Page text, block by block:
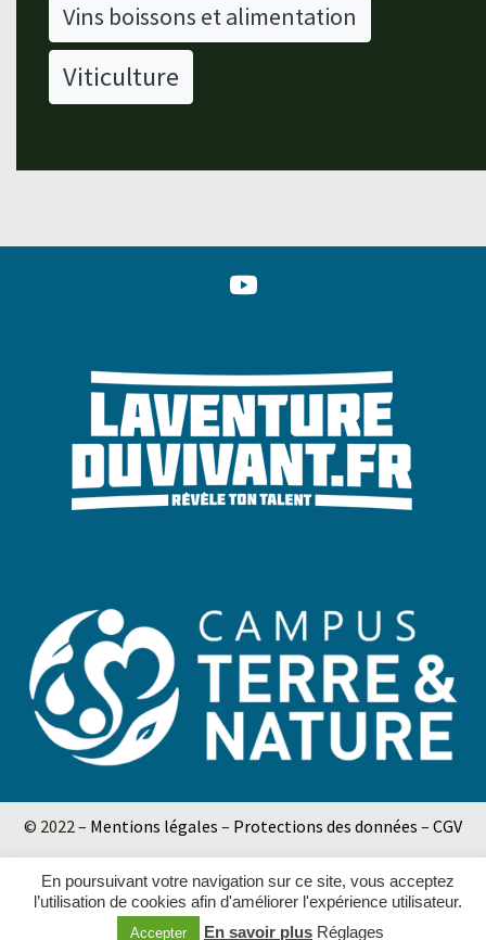
Vins boissons et alimentation
Viticulture
© 2022 – Mentions légales – Protections des données – CGV
En poursuivant votre navigation sur ce site, vous acceptez
l’utilisation de cookies afin d'améliorer l'expérience utilisateur.
Accepter En savoir plus Réglages